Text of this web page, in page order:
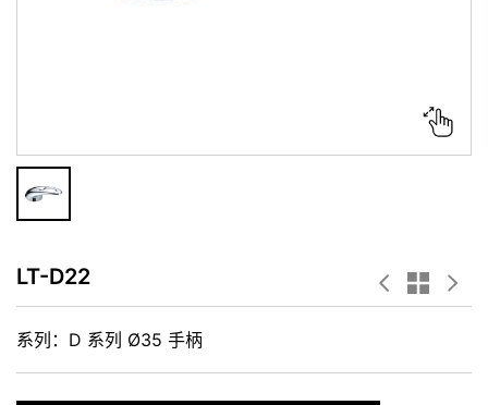
LT-D22
系列：D 系列 Ø35 手柄